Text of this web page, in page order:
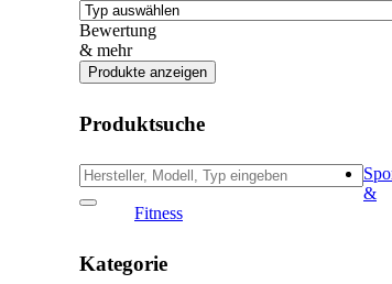
Bewertung
& mehr
Produktsuche
&
Fitness
Kategorie